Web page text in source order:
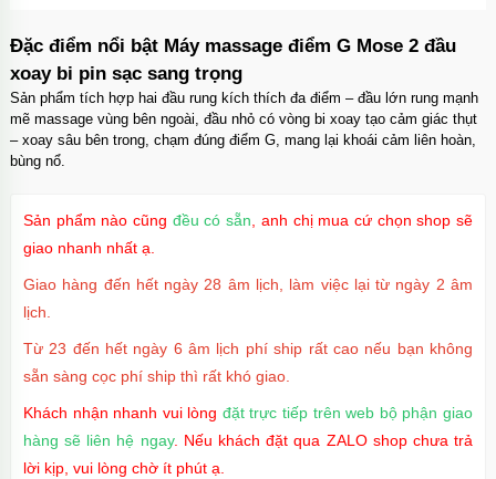
Đặc điểm nổi bật Máy massage điểm G Mose 2 đầu
xoay bi pin sạc sang trọng
Sản phẩm tích hợp hai đầu rung kích thích đa điểm – đầu lớn rung mạnh
mẽ massage vùng bên ngoài, đầu nhỏ có vòng bi xoay tạo cảm giác thụt
– xoay sâu bên trong, chạm đúng điểm G, mang lại khoái cảm liên hoàn,
bùng nổ.
Sản phẩm nào cũng đều có sẵn , anh chị mua cứ chọn shop sẽ
giao nhanh nhất ạ.
Giao hàng đến hết ngày 28 âm lịch, làm việc lại từ ngày 2 âm
lịch.
Từ 23 đến hết ngày 6 âm lịch phí ship rất cao nếu bạn không
sẵn sàng cọc phí ship thì rất khó giao.
Khách nhận nhanh vui lòng đặt trực tiếp trên web bộ phận giao
hàng sẽ liên hệ ngay. Nếu khách đặt qua ZALO shop chưa trả
lời kịp, vui lòng chờ ít phút ạ.